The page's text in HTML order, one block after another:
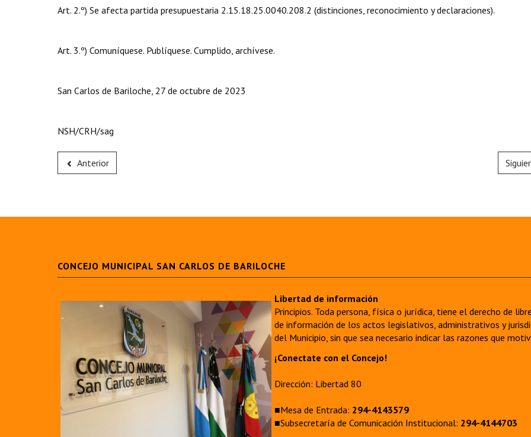
Art. 2.º) Se afecta partida presupuestaria 2.15.18.25.0040.208.2 (distinciones, reconocimiento y declaraciones).
Art. 3.º) Comuníquese. Publíquese. Cumplido, archívese.
San Carlos de Bariloche, 27 de octubre de 2023
NSH/CRH/sag
Anterior
CONCEJO MUNICIPAL SAN CARLOS DE BARILOCHE
Libertad de información
Principios. Toda persona, física o jurídica, tiene el derecho de
de información de los actos legislativos, administrativos y
del Municipio, sin que sea necesario indicar las razones que
¡Conectate con el Concejo!
Dirección: Libertad 80
■Mesa de Entrada: 294-4143579
■Subsecretaría de Comunicación Institucional: 294-4144703